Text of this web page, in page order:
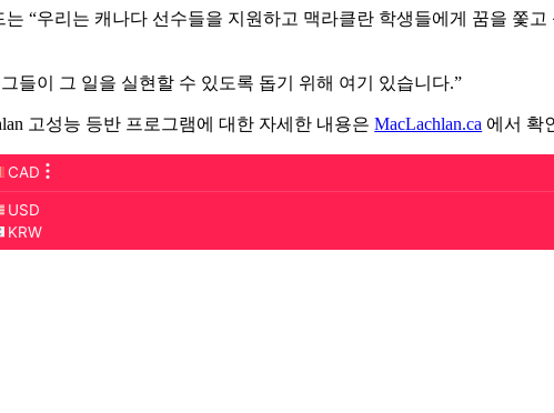
는 “우리는 캐나다 선수들을 지원하고 맥라클란 학생들에게 꿈을 쫓
들이 그 일을 실현할 수 있도록 돕기 위해 여기 있습니다.”
고성능 등반 프로그램에 대한 자세한 내용은MacLachlan.ca 에서 확